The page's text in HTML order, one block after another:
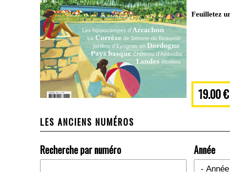
Feuilletez
19.00 €
LES ANCIENS NUMÉROS
Recherche par numéro
Année
Année